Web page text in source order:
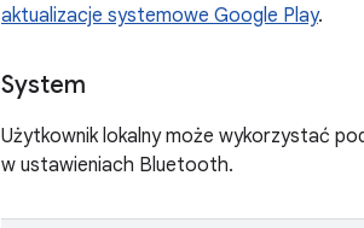
aktualizacje systemowe Google Play.
System
Użytkownik lokalny może wykorzystać
w ustawieniach Bluetooth.